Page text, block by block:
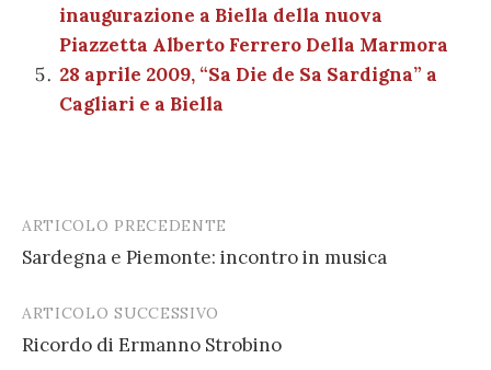
inaugurazione a Biella della nuova
Piazzetta Alberto Ferrero Della Marmora
28 aprile 2009, “Sa Die de Sa Sardigna” a
Cagliari e a Biella
Post
navigation
ARTICOLO PRECEDENTE
Sardegna e Piemonte: incontro in musica
ARTICOLO SUCCESSIVO
Ricordo di Ermanno Strobino